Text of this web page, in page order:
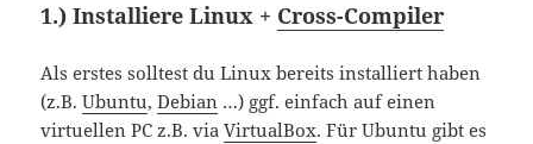
1.) Installiere Linux + Cross-Compiler
Als erstes solltest du Linux bereits installiert haben
(z.B.Ubuntu,Debian …) ggf. einfach auf einen
virtuellen PC z.B. viaVirtualBox. Für Ubuntu gibt es